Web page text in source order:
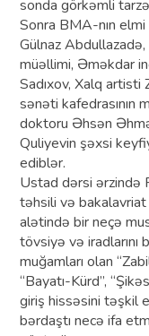
sonda görkəmli
Sonra BMA-nın
Gülnaz
müəllimi, Əməkdar
Sadıxov, Xalq
sənəti kafedrasının
doktoru Əhsən
Quliyevin şəxsi
ediblər.
Ustad dərsi ərzində
təhsili və
alətində bir neçə
tövsiyə və iradlarını
muğamları olan
“Bayatı-Kürd”,
giriş hissəsini təşkil
bərdaştı necə ifa